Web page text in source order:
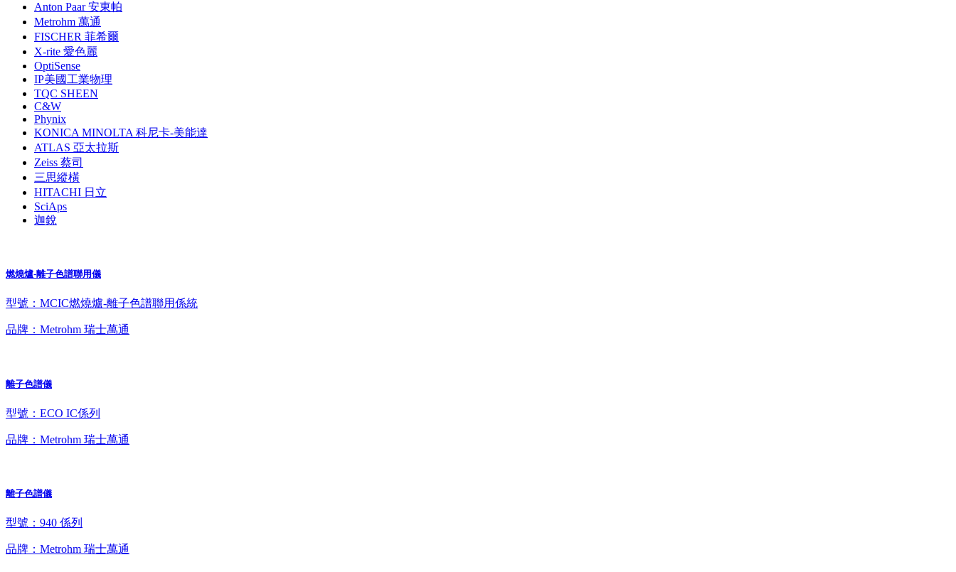
Anton Paar 安東帕
Metrohm 萬通
FISCHER 菲希爾
X-rite 愛色麗
OptiSense
IP美國工業物理
TQC SHEEN
C&W
Phynix
KONICA MINOLTA 科尼卡-美能達
ATLAS 亞太拉斯
Zeiss 蔡司
三思縱橫
HITACHI 日立
SciAps
迦銳
燃燒爐-離子色譜聯用儀
型號：MCIC燃燒爐-離子色譜聯用係統
品牌：Metrohm 瑞士萬通
離子色譜儀
型號：ECO IC係列
品牌：Metrohm 瑞士萬通
離子色譜儀
型號：940 係列
品牌：Metrohm 瑞士萬通